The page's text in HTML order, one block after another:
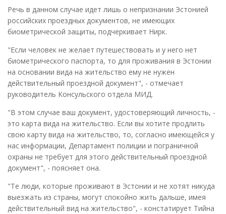
Речь в данном случае идет лишь о непризнании Эстонией
российских проездных документов, не имеющих
биометрической защиты, подчеркивает Нирк.
"Если человек не желает путешествовать и у него нет
биометрического паспорта, то для проживания в Эстонии
на основании вида на жительство ему не нужен
действительный проездной документ", - отмечает
руководитель Консульского отдела МИД.
"В этом случае ваш документ, удостоверяющий личность, -
это карта вида на жительство. Если вы хотите продлить
свою карту вида на жительство, то, согласно имеющейся у
нас информации, Департамент полиции и пограничной
охраны не требует для этого действительный проездной
документ", - поясняет она.
"Те люди, которые проживают в Эстонии и не хотят никуда
выезжать из страны, могут спокойно жить дальше, имея
действительный вид на жительство", - констатирует Тийна